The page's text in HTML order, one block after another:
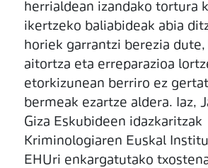
herrialdean izandako tortura
ikertzeko baliabideak abia
horiek garrantzi berezia
aitortza eta erreparazioa
etorkizunean berriro ez
bermeak ezartze aldera. Iaz,
Giza Eskubideen idazkaritzak
Kriminologiaren Euskal
EHUri enkargatutako